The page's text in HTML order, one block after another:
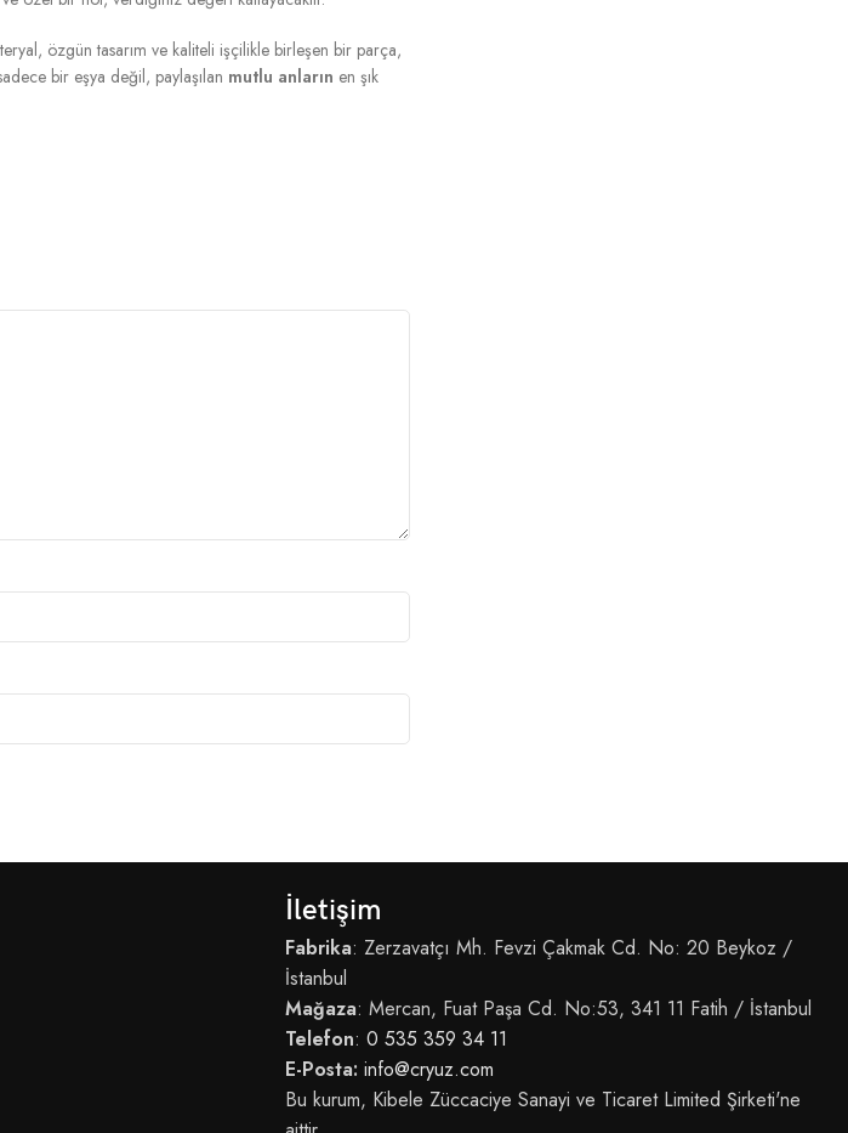
özgün tasarım ve kaliteli işçilikle birleşen bir parça,
bir eşya değil, paylaşılan mutlu anların en şık
İletişim
Fabrika: Zerzavatçı Mh. Fevzi Çakmak Cd. No: 20 Beykoz /
İstanbul
Mağaza: Mercan, Fuat Paşa Cd. No:53, 341 11 Fatih / İstanbul
Telefon: 0 535 359 34 11
E-Posta: info@cryuz.com
Bu kurum, Kibele Züccaciye Sanayi ve Ticaret Limited Şirketi'ne